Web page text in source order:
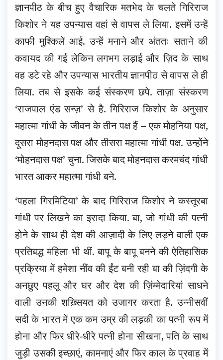
ज्ञानपीठ के बीच हुए वैचारिक मतभेद के चलते गिरिराज
किशोर ने यह उपन्यास वहां से वापस ले लिया. इसमें उन्हें
काफी मुश्किलें आई. उन्हें मनाने और अंततः सताने की
कवायद की गई लेकिन लगभग लड़ाई और ज़िद के साथ
वह डटे रहे और उपन्यास भारतीय ज्ञानपीठ से वापस ले ही
लिया. तब से इसके कई संस्करण छपे. ताज़ा संस्करण
‘राजपाल एंड सन्ज़’ से है. गिरिराज किशोर के अनुसार
महात्मा गांधी के जीवन के तीन पक्ष हैं – एक मोहनिया पक्ष,
दूसरा मोहनदास पक्ष और तीसरा महात्मा गांधी पक्ष. उन्होंने
‘मोहनदास पक्ष’ चुना. जिसके बाद मोहनदास करमचंद गांधी
भारत आकर महात्मा गांधी बने.
‘पहला गिरमिटिया’ के बाद गिरिराज किशोर ने कस्तूरबा
गांधी पर लिखने का इरादा किया. बा, जो गांधी की पत्नी
होने के साथ ही देश की आज़ादी के लिए लड़ने वाली एक
प्रतिबद्ध महिला भी थीं. बापू के बापू बनने की ऐतिहासिक
प्रक्रिया में हमेशा नींव की ईंट बनी रही बा की ज़िंदगी के
अनछुए पहलू और घर और देश की ज़िंम्मेदारियां साधने
वाली उनकी शख़्सियत को उजागर करता है. उन्नीसवीं
सदी के भारत में एक कम उम्र की लड़की का पत्नी रूप में
होना और फिर धीरे-धीरे पत्नी होना सीखना, पति के साथ
जुड़ी उसकी इच्छाएं, कामनाएं और फिर काल के प्रवाह में